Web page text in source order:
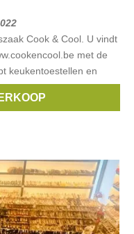
Cook & Cool. U vindt
met de
keukentoestellen en
,Zwilling